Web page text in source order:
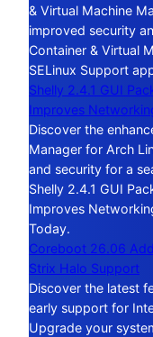
& Virtual Machine
improved security
Container & Virtual
SELinux Support
Shelly 2.4.1 GUI
Improves
Discover the
Manager for Arch
and security for a
Shelly 2.4.1 GUI
Improves
Today.
Coreboot 26.06
Strix Halo Support
Discover the latest
early support for
Upgrade your